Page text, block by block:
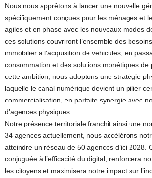
Nous nous apprêtons à lancer une nouvelle
spécifiquement conçues pour les ménages et
agiles et en phase avec les nouveaux modes
ces solutions couvriront l’ensemble des
immobilier à l’acquisition de véhicules, en
consommation et des solutions monétiques de
cette ambition, nous adoptons une stratégie
laquelle le canal numérique devient un pilier
commercialisation, en parfaite synergie avec
d’agences physiques.
Notre présence territoriale franchit ainsi une
34 agences actuellement, nous accélérons
atteindre un réseau de 50 agences d’ici 2028.
conjuguée à l’efficacité du digital, renforcera
les citoyens et maximisera notre impact sur